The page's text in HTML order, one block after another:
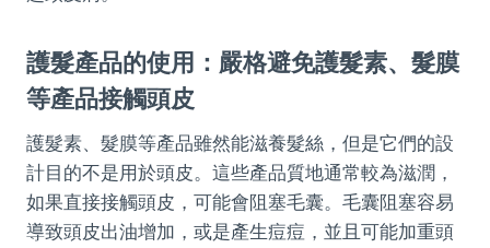
護髮產品的使用：嚴格避免護髮素、髮膜
等產品接觸頭皮
護髮素、髮膜等產品雖然能滋養髮絲，但是它們的設
計目的不是用於頭皮。這些產品質地通常較為滋潤，
如果直接接觸頭皮，可能會阻塞毛囊。毛囊阻塞容易
導致頭皮出油增加，或是產生痘痘，並且可能加重頭